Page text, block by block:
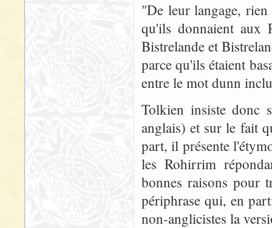
"De leur langage,
qu'ils donnaient aux
Bistrelande et
parce qu'ils étaient
entre le mot dunn
Tolkien insiste donc
anglais) et sur le fait
part, il présente
les Rohirrim
bonnes raisons pour
périphrase qui, en
non-anglicistes la